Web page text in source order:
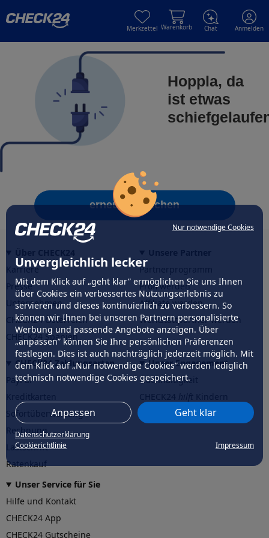
Nur notwendige Cookies
Unvergleichlich lecker
Mit dem Klick auf „geht klar” ermöglichen Sie uns Ihnen
über Cookies ein verbessertes Nutzungserlebnis zu
servieren und dieses kontinuierlich zu verbessern. So
können wir Ihnen bei unseren Partnern personalisierte
Werbung und passende Angebote anzeigen. Über
„anpassen” können Sie Ihre persönlichen Präferenzen
festlegen. Dies ist auch nachträglich jederzeit möglich. Mit
dem Klick auf „Nur notwendige Cookies” werden lediglich
technisch notwendige Cookies gespeichert.
Anpassen Geht klar
Datenschutzerklärung
Cookierichtlinie
Impressum
Merkzettel Warenkorb Chat Anmelden
Hoppla, da
ist etwas
erneut versuchen
Karriere
Presse
Unternehmen
CHECK24 Österreich
CHECK24 Spanien
Partnerprogramm
Profi werden
Affiliate werden
Werkstattpartner werden
CHECK24 Zahlungsarten
PayPal
Sofortüberweisung
Rechnung
Lastschrift
Ratenkauf
Unser Engagement
Nachhaltigkeit
CHECK24hilftder Natur
Unser Service für Sie
Hilfe und Kontakt
CHECK24 App
CHECK24 Gutscheine